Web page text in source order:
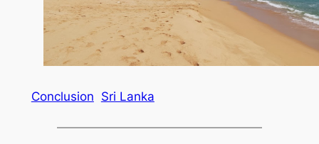
Conclusion Sri Lanka